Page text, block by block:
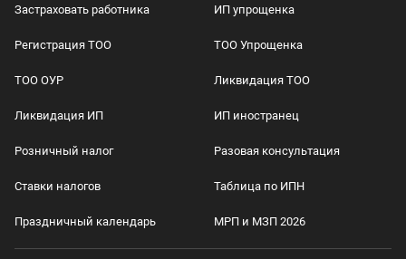
Застраховать работника ИП упрощенка
Регистрация ТОО ТОО Упрощенка
ТОО ОУР Ликвидация ТОО
Ликвидация ИП ИП иностранец
Розничный налог Разовая консультация
Ставки налогов Таблица по ИПН
Праздничный календарь МРП и МЗП 2026